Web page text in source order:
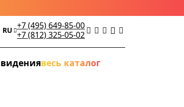
RU +7 (495) 649-85-00
+7 (812) 325-05-02
весь каталог